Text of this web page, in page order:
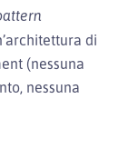
di
(nessuna
nessuna